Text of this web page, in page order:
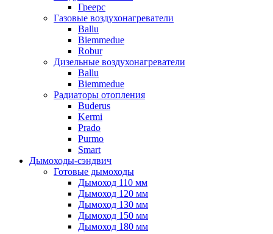
Греерс
Газовые воздухонагреватели
Ballu
Biemmedue
Robur
Дизельные воздухонагреватели
Ballu
Biemmedue
Радиаторы отопления
Buderus
Kermi
Prado
Purmo
Smart
Дымоходы-сэндвич
Готовые дымоходы
Дымоход 110 мм
Дымоход 120 мм
Дымоход 130 мм
Дымоход 150 мм
Дымоход 180 мм